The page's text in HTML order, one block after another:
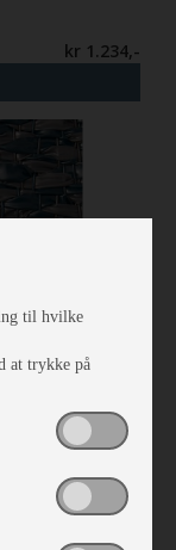
kr 1.234,-
til hvilke
at trykke på